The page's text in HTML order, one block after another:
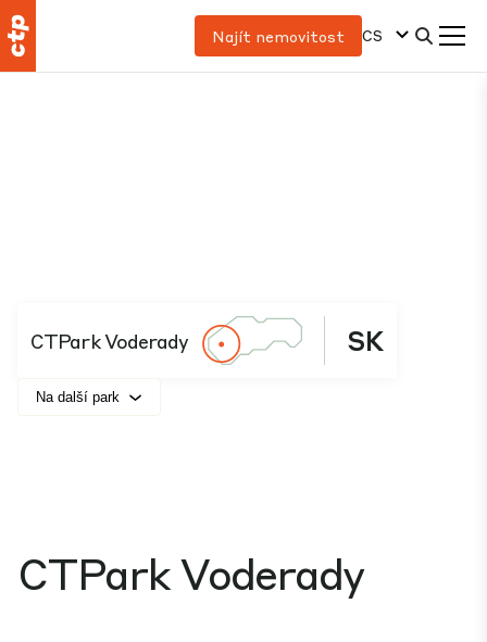
Najít nemovitost CS
CTPark Voderady SK
Na další park
CTPark Voderady